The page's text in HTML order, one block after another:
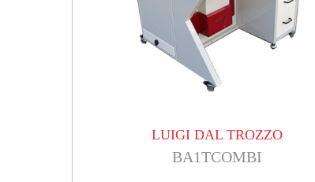
LUIGI DAL TROZZO
BA1TCOMBI